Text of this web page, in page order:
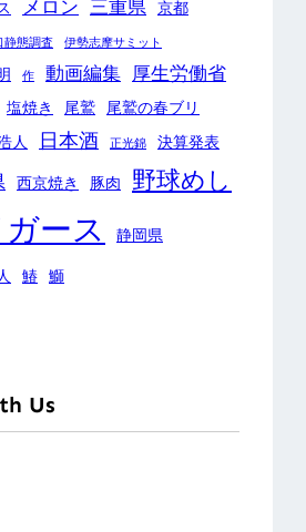
メロン 三重県 京都
静態調査 伊勢志摩サミット
作 動画編集 厚生労働省
塩焼き 尾鷲 尾鷲の春ブリ
人 日本酒 正光錦 決算発表
西京焼き 豚肉 野球めし
ース 静岡県
鰆 鰤
Us